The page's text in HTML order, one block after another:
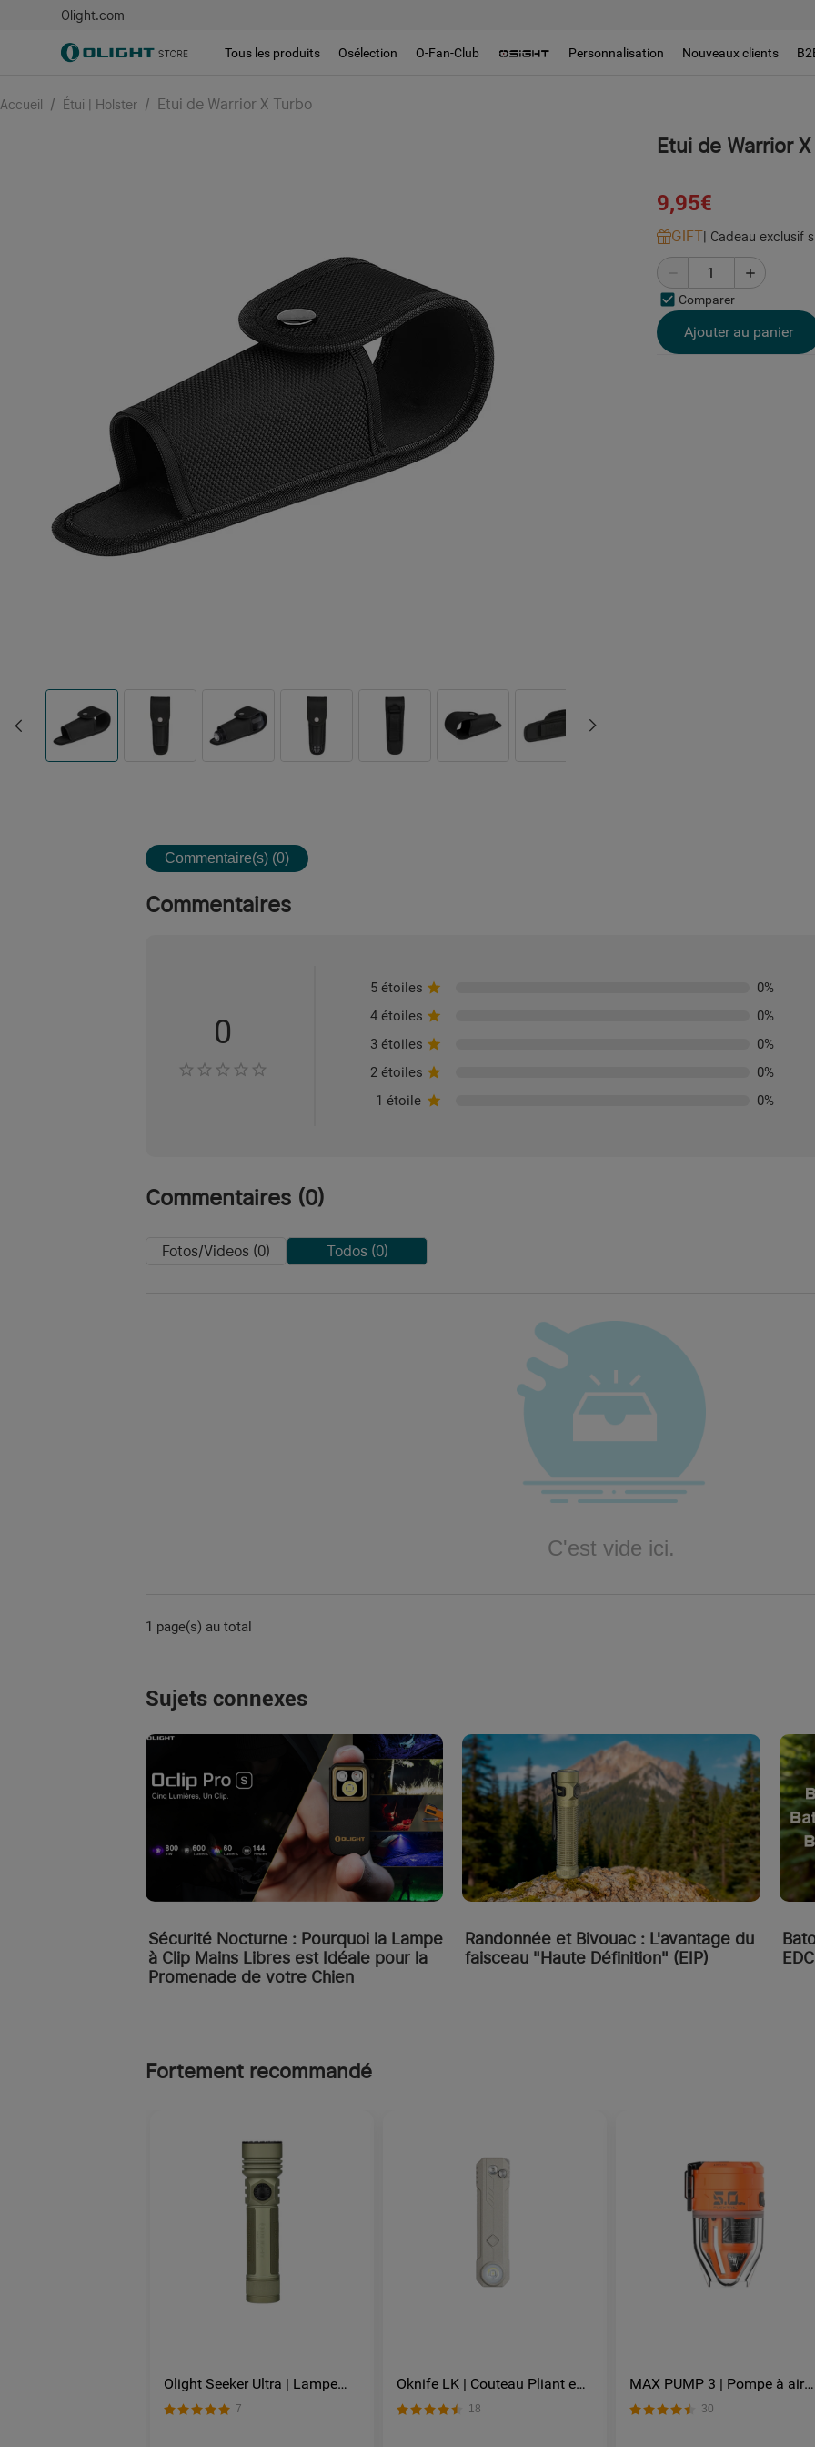
Olight.com
Tous les produits Osélection O-Fan-Club Personnalisation Nouveaux clients
Accueil / Étui | Holster / Etui de Warrior X Turbo
Etui de Warrior
9,95€
GIFT| Cadeau exclusif
Comparer
Ajouter au panier
Commentaire(s) (0)
Commentaires
0
5 étoiles 0%
4 étoiles
0%
3 étoiles
0%
2 étoiles
0%
1 étoile
0%
Commentaires (0)
Fotos/Videos (0) Todos (0)
C'est vide ici.
1 page(s) au total
Sujets connexes
Sécurité Nocturne : Pourquoi la Lampe
à Clip Mains Libres est Idéale pour la
Promenade de votre Chien
Randonnée et Bivouac : L'avantage du
faisceau "Haute Définition" (EIP)
Fortement recommandé
Olight Seeker Ultra | Lampe
Torche Rechargeable Ultra
Puissante 4800 Lumens
7
Oknife LK | Couteau Pliant en
Acier M390 avec Lampe LED
Rechargeable 400 Lumens et
18
MAX PUMP 3 | Pompe à air
portable 5 kPa Lampe 300 lm
Rechargeable USB-C
30